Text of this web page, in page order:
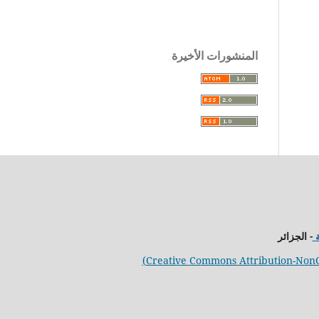
المنشورات الأخيرة
- الجزائر